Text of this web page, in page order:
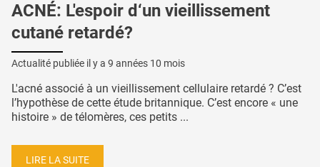
ACNÉ: L'espoir d‘un vieillissement
cutané retardé?
Actualité publiée il y a 9 années 10 mois
L'acné associé à un vieillissement cellulaire retardé ? C’est
l’hypothèse de cette étude britannique. C’est encore « une
histoire » de télomères, ces petits ...
LIRE LA SUITE